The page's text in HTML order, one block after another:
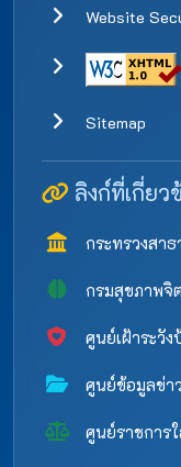
Website
Sitemap
ลิงก์ที่เกี่ยว
กระทรวงสา
กรมสุขภาพจิต
ศูนย์เฝ้าระวั
ศูนย์ข้อมูลข่า
ศูนย์ราชการ